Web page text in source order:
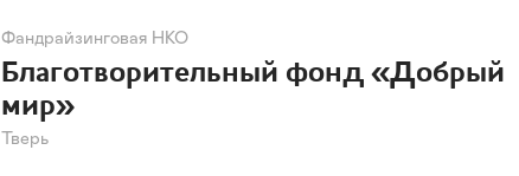
Фандрайзинговая НКО
Благотворительный фонд «Добрый
мир»
Тверь